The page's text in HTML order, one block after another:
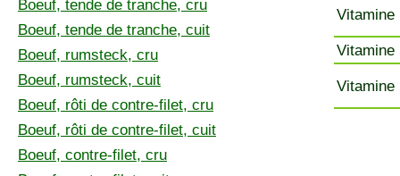
Boeuf, tende de tranche, cru
Boeuf, tende de tranche, cuit
Boeuf, rumsteck, cru
Boeuf, rumsteck, cuit
Boeuf, rôti de contre-filet, cru
Boeuf, rôti de contre-filet, cuit
Boeuf, contre-filet, cru
Vitamine
Vitamine
Vitamine